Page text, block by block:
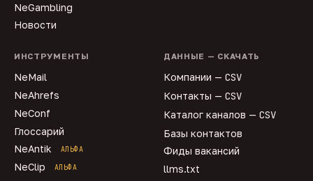
NeGambling
Новости
ИНСТРУМЕНТЫ
NeMail
NeAhrefs
NeConf
Глоссарий
NeAntik
АЛЬФА
NeClip АЛЬФА
ДАННЫЕ — СКАЧАТЬ
Компании — CSV
Контакты — CSV
Каталог каналов — CSV
Базы контактов
Фиды вакансий
llms.txt